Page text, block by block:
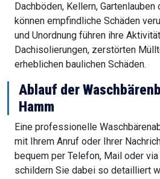
Dachböden, Kellern, Gartenlauben
können empfindliche Schäden
und Unordnung führen ihre
Dachisolierungen, zerstörten
erheblichen baulichen Schäden.
Ablauf der
Hamm
Eine professionelle
mit Ihrem Anruf oder Ihrer
bequem per Telefon, Mail oder
schildern Sie dabei so detailliert